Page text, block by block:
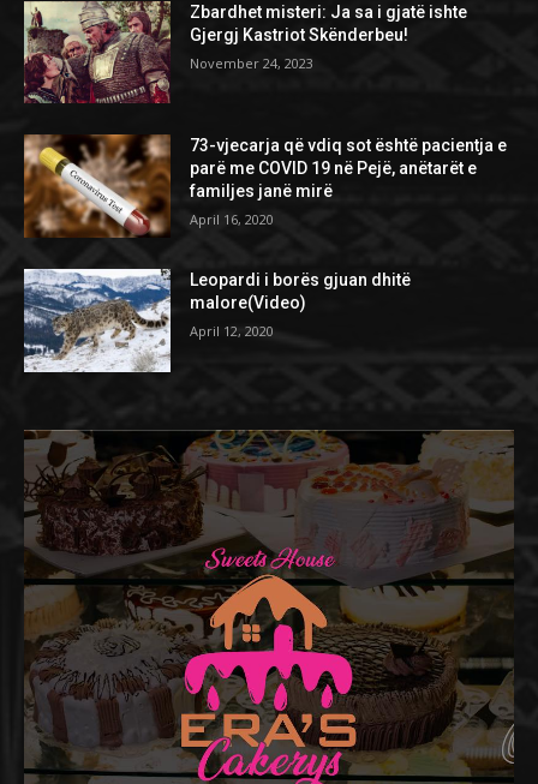
Zbardhet misteri: Ja sa i gjatë ishte
Gjergj Kastriot Skënderbeu!
November 24, 2023
73-vjecarja që vdiq sot është pacientja e
parë me COVID 19 në Pejë, anëtarët e
familjes janë mirë
April 16, 2020
Leopardi i borës gjuan dhitë
malore(Video)
April 12, 2020